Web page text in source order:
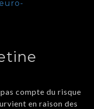
compte du risque
en raison des